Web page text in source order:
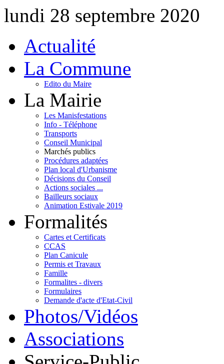
lundi 28 septembre 2020
Actualité
La Commune
Edito du Maire
La Mairie
Les Manisfestations
Info - Téléphone
Transports
Conseil Municipal
Marchés publics
Procédures adaptées
Plan local d'Urbanisme
Décisions du Conseil
Actions sociales ...
Bailleurs sociaux
Animation Estivale 2019
Formalités
Cartes et Certificats
CCAS
Plan Canicule
Permis et Travaux
Famille
Formalites - divers
Formulaires
Demande d'acte d'Etat-Civil
Photos/Vidéos
Associations